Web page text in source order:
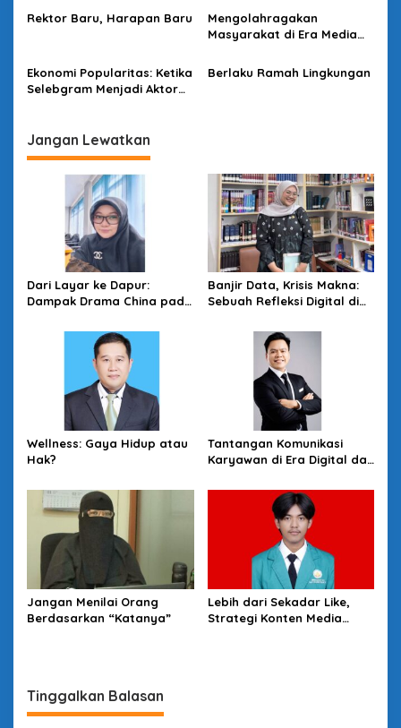
o
Rektor Baru, Harapan Baru
Mengolahragakan
Masyarakat di Era Media
“Story”
Ekonomi Popularitas: Ketika
Selebgram Menjadi Aktor
Berlaku Ramah Lingkungan
Jangan Lewatkan
Dari Layar ke Dapur:
Dampak Drama China pada
Banjir Data, Krisis Makna:
Sebuah Refleksi Digital di
Wellness: Gaya Hidup atau
Hak?
Tantangan Komunikasi
Karyawan di Era Digital dan
Jangan Menilai Orang
Berdasarkan “Katanya”
Lebih dari Sekadar Like,
Strategi Konten Media
Tinggalkan Balasan